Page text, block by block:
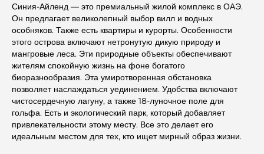
Синия-Айленд — это премиальный жилой комплекс в ОАЭ.
Он предлагает великолепный выбор вилл и водных
особняков. Также есть квартиры и курорты. Особенности
этого острова включают нетронутую дикую природу и
мангровые леса. Эти природные объекты обеспечивают
жителям спокойную жизнь на фоне богатого
биоразнообразия. Эта умиротворенная обстановка
позволяет наслаждаться уединением. Удобства включают
чистосердечную лагуну, а также 18-луночное поле для
гольфа. Есть и экологический парк, который добавляет
привлекательности этому месту. Все это делает его
идеальным местом для тех, кто ищет мирный образ жизни.